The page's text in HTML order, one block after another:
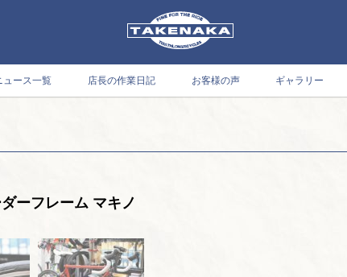
ュース一覧 店長の作業日記 お客様の声 ギャラリー
ーフレーム マキノ